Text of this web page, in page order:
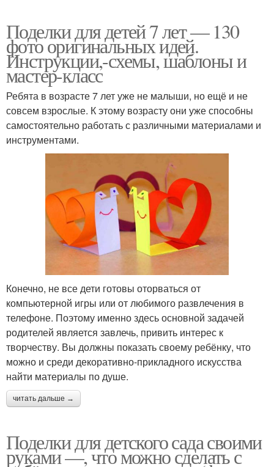
Поделки для детей 7 лет — 130
фото оригинальных идей.
Инструкции,-схемы, шаблоны и
мастер-класс
Ребята в возрасте 7 лет уже не малыши, но ещё и не
совсем взрослые. К этому возрасту они уже способны
самостоятельно работать с различными материалами и
инструментами.
Конечно, не все дети готовы оторваться от
компьютерной игры или от любимого развлечения в
телефоне. Поэтому именно здесь основной задачей
родителей является завлечь, привить интерес к
творчеству. Вы должны показать своему ребёнку, что
можно и среди декоративно-прикладного искусства
найти материалы по душе.
читать дальше →
Поделки для детского сада своими
руками —, что можно сделать с